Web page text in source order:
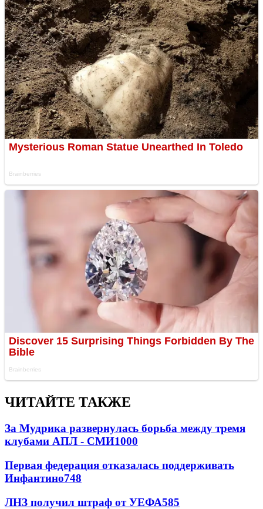
ЧИТАЙТЕ ТАКЖЕ
За Мудрика развернулась борьба между тремя
клубами АПЛ - СМИ1000
Первая федерация отказалась поддерживать
Инфантино748
ЛНЗ получил штраф от УЕФА585